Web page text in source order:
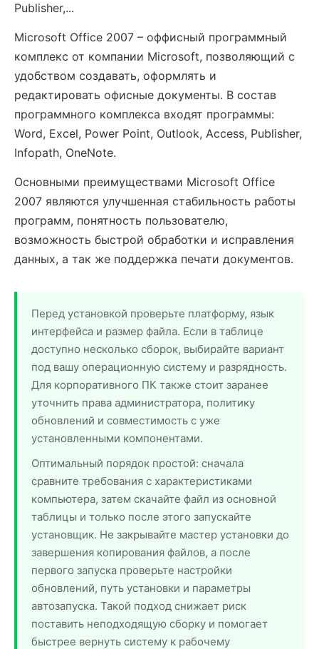
Publisher,...
Microsoft Office 2007 – оффисный программный
комплекс от компании Microsoft, позволяющий с
удобством создавать, оформлять и
редактировать офисные документы. В состав
программного комплекса входят программы:
Word, Excel, Power Point, Outlook, Access, Publisher,
Infopath, OneNote.
Основными преимуществами Microsoft Office
2007 являются улучшенная стабильность работы
программ, понятность пользователю,
возможность быстрой обработки и исправления
данных, а так же поддержка печати документов.
Перед установкой проверьте платформу, язык
интерфейса и размер файла. Если в таблице
доступно несколько сборок, выбирайте вариант
под вашу операционную систему и разрядность.
Для корпоративного ПК также стоит заранее
уточнить права администратора, политику
обновлений и совместимость с уже
установленными компонентами.
Оптимальный порядок простой: сначала
сравните требования с характеристиками
компьютера, затем скачайте файл из основной
таблицы и только после этого запускайте
установщик. Не закрывайте мастер установки до
завершения копирования файлов, а после
первого запуска проверьте настройки
обновлений, путь установки и параметры
автозапуска. Такой подход снижает риск
поставить неподходящую сборку и помогает
быстрее вернуть систему к рабочему